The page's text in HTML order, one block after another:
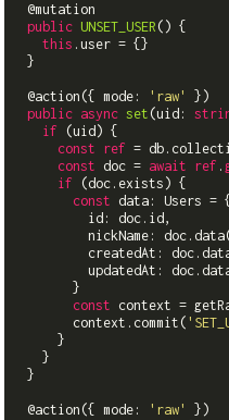
  @
mutation
public UNSET_USER ( ) {
this .user = {}
  }
  @action({ mode:
'raw'
})
public async set (uid:
if (uid) {
const ref =
const doc = await ref .
if (doc.exists) {
const data: Users = {
          id: doc.id,
nickName:
createdAt:
updatedAt:
        }
const context =
        context.commit(
      }
    }
  }
  @action({ mode:
'raw'
})